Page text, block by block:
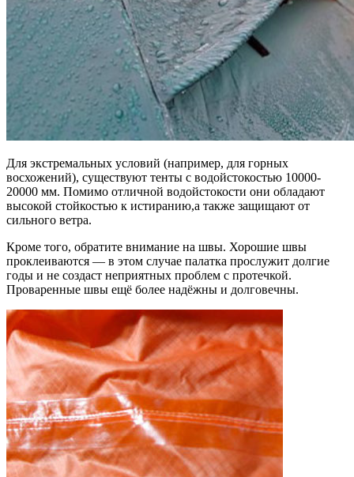
Для экстремальных условий (например, для горных
восхожений), существуют тенты с водойстокостью 10000-
20000 мм. Помимо отличной водойстокости они обладают
высокой стойкостью к истиранию,а также защищают от
сильного ветра.
Кроме того, обратите внимание на швы. Хорошие швы
проклеиваются — в этом случае палатка прослужит долгие
годы и не создаст неприятных проблем с протечкой.
Проваренные швы ещё более надёжны и долговечны.